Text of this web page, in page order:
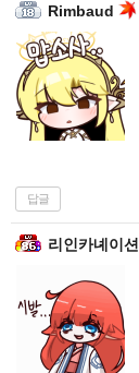
Rimbaud
답글
리인카녜이션